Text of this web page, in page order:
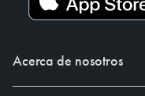
Acerca de nosotros